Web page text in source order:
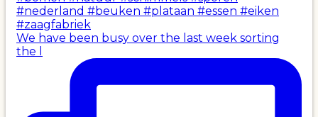
We have been busy over the last week sorting
the l